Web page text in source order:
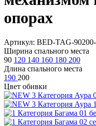
опорах
Артикул: BED-TAG-
Ширина спального места
90 120 140 160 180 200
Длина спального места
190 200
Цвет обивки